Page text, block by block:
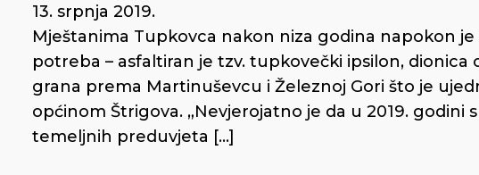
13. srpnja 2019.
Mještanima Tupkovca nakon niza godina napokon je
potreba – asfaltiran je tzv. tupkovečki ipsilon, dionica
grana prema Martinuševcu i Železnoj Gori što je
općinom Štrigova. „Nevjerojatno je da u 2019. godini
temeljnih preduvjeta […]